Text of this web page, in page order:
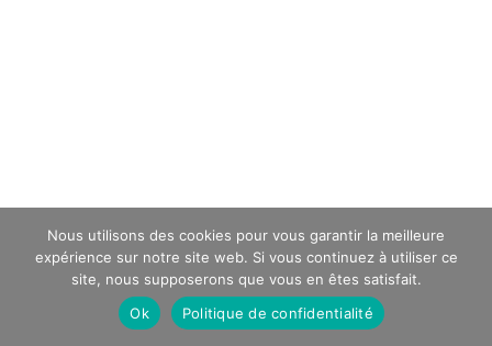
Nous utilisons des cookies pour vous garantir la meilleure
expérience sur notre site web. Si vous continuez à utiliser ce
site, nous supposerons que vous en êtes satisfait.
Ok
Politique de confidentialité